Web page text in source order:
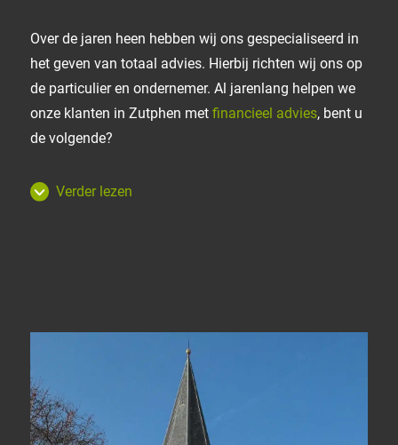
Over de jaren heen hebben wij ons gespecialiseerd in
het geven van totaal advies. Hierbij richten wij ons op
de particulier en ondernemer. Al jarenlang helpen we
onze klanten in Zutphen met financieel advies, bent u
de volgende?
Verder lezen